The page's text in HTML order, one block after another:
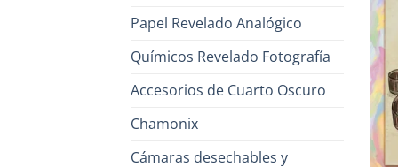
Papel Revelado Analógico
Químicos Revelado Fotografía
Accesorios de Cuarto Oscuro
Chamonix
Cámaras desechables y